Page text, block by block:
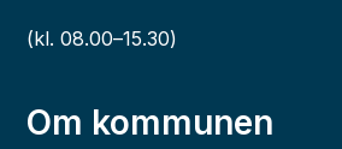
(kl. 08.00–15.30)
Om kommunen